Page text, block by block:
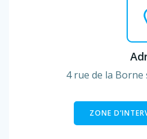
4 rue de la Borne
ZONE